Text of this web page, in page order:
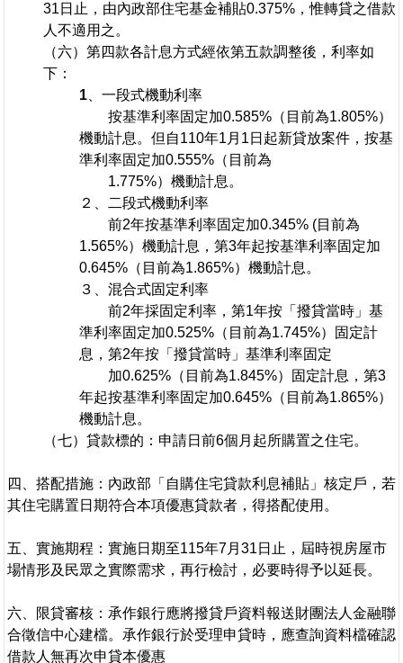
31日止，由內政部住宅基金補貼0.375%，惟轉貸之借款
人不適用之。
（六）第四款各計息方式經依第五款調整後，利率如
下：
1、一段式機動利率
按基準利率固定加0.585%（目前為1.805%）
機動計息。但自110年1月1日起新貸放案件，按基
準利率固定加0.555%（目前為
1.775%）機動計息。
２、二段式機動利率
前2年按基準利率固定加0.345% (目前為
1.565%）機動計息，第3年起按基準利率固定加
0.645%（目前為1.865%）機動計息。
３、混合式固定利率
前2年採固定利率，第1年按「撥貸當時」基
準利率固定加0.525%（目前為1.745%）固定計
息，第2年按「撥貸當時」基準利率固定
加0.625%（目前為1.845%）固定計息，第3
年起按基準利率固定加0.645%（目前為1.865%）
機動計息。
（七）貸款標的：申請日前6個月起所購置之住宅。
四、搭配措施：內政部「自購住宅貸款利息補貼」核定戶，若
其住宅購置日期符合本項優惠貸款者，得搭配使用。
五、實施期程：實施日期至115年7月31日止，屆時視房屋市
場情形及民眾之實際需求，再行檢討，必要時得予以延長。
六、限貸審核：承作銀行應將撥貸戶資料報送財團法人金融聯
合徵信中心建檔。承作銀行於受理申貸時，應查詢資料檔確認
借款人無再次申貸本優惠